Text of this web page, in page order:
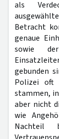
als
Betracht
genaue
sowie
gebunden
Polizei oft
stammen,
aber nicht
wie
Nachteil